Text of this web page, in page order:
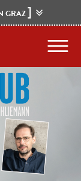
GRAZ]